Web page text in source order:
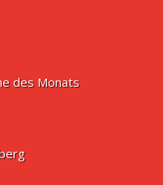
des Monats